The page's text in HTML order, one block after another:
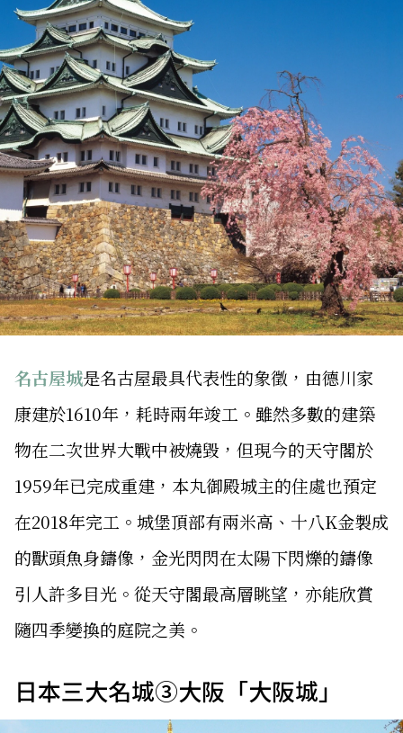
名古屋城是名古屋最具代表性的象徵，由德川家
康建於1610年，耗時兩年竣工。雖然多數的建築
物在二次世界大戰中被燒毀，但現今的天守閣於
1959年已完成重建，本丸御殿城主的住處也預定
在2018年完工。城堡頂部有兩米高、十八K金製成
的獸頭魚身鑄像，金光閃閃在太陽下閃爍的鑄像
引人許多目光。從天守閣最高層眺望，亦能欣賞
隨四季變換的庭院之美。
日本三大名城③大阪「大阪城」